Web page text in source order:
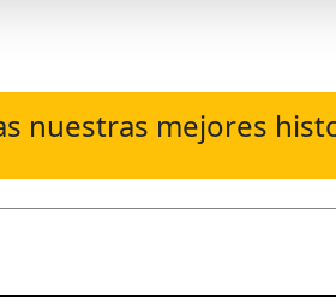
nuestras mejores